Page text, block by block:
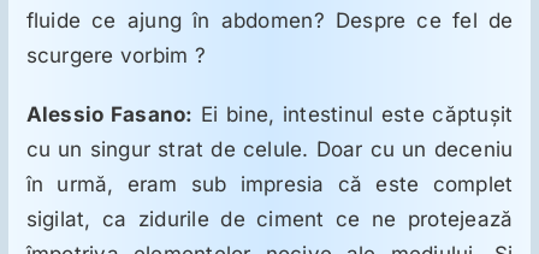
fluide ce ajung în abdomen? Despre ce fel de
scurgere vorbim ?
Alessio Fasano: Ei bine, intestinul este căptuşit
cu un singur strat de celule. Doar cu un deceniu
în urmă, eram sub impresia că este complet
sigilat, ca zidurile de ciment ce ne protejează